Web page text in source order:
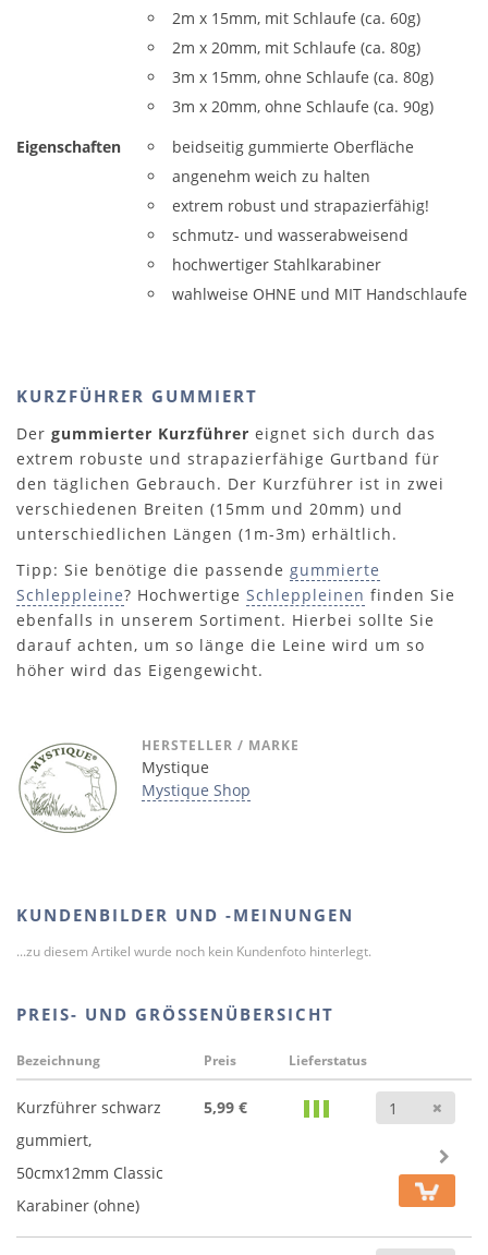
2m x 15mm, mit Schlaufe (ca. 60g)
2m x 20mm, mit Schlaufe (ca. 80g)
3m x 15mm, ohne Schlaufe (ca. 80g)
3m x 20mm, ohne Schlaufe (ca. 90g)
Eigenschaften
beidseitig gummierte Oberfläche
angenehm weich zu halten
extrem robust und strapazierfähig!
schmutz- und wasserabweisend
hochwertiger Stahlkarabiner
wahlweise OHNE und MIT Handschlaufe
KURZFÜHRER GUMMIERT
Der gummierter Kurzführer eignet sich durch das
extrem robuste und strapazierfähige Gurtband für
den täglichen Gebrauch. Der Kurzführer ist in zwei
verschiedenen Breiten (15mm und 20mm) und
unterschiedlichen Längen (1m-3m) erhältlich.
Tipp: Sie benötige die passende gummierte
Schleppleine? Hochwertige Schleppleinen finden Sie
ebenfalls in unserem Sortiment. Hierbei sollte Sie
darauf achten, um so länge die Leine wird um so
höher wird das Eigengewicht.
HERSTELLER / MARKE
Mystique
Mystique Shop
KUNDENBILDER UND -MEINUNGEN
...zu diesem Artikel wurde noch kein Kundenfoto hinterlegt.
PREIS- UND GRÖSSENÜBERSICHT
Bezeichnung Preis Lieferstatus
Kurzführer schwarz
gummiert,
50cmx12mm Classic
Karabiner (ohne)
5,99 €